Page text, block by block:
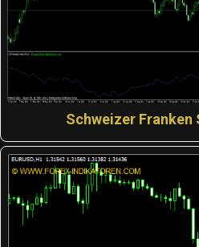
Schweizer Franken